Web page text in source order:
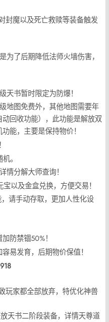
封魔以及死亡救赎等装备触发
为了后期降低法师火墙伤害，
天书暂时限定为防爆！
地图免费外，其他地图需要年
回收功能），此功能是解放双
能，主要是保持物价！
。
情分解大师查询！
以及金盒兑换，方便交易！
请手动存取，更加人性化设
防禁锢50%！
易发育，后期物价保值！
玩家都全部放弃，特优化神兽
天书二阶段装备，详情天尊道